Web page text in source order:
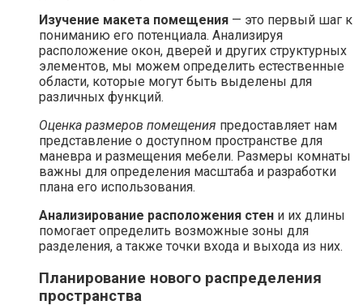
Изучение макета помещения — это первый шаг к
пониманию его потенциала. Анализируя
расположение окон, дверей и других структурных
элементов, мы можем определить естественные
области, которые могут быть выделены для
различных функций.
Оценка размеров помещения предоставляет нам
представление о доступном пространстве для
маневра и размещения мебели. Размеры комнаты
важны для определения масштаба и разработки
плана его использования.
Анализирование расположения стен и их длины
помогает определить возможные зоны для
разделения, а также точки входа и выхода из них.
Планирование нового распределения
пространства